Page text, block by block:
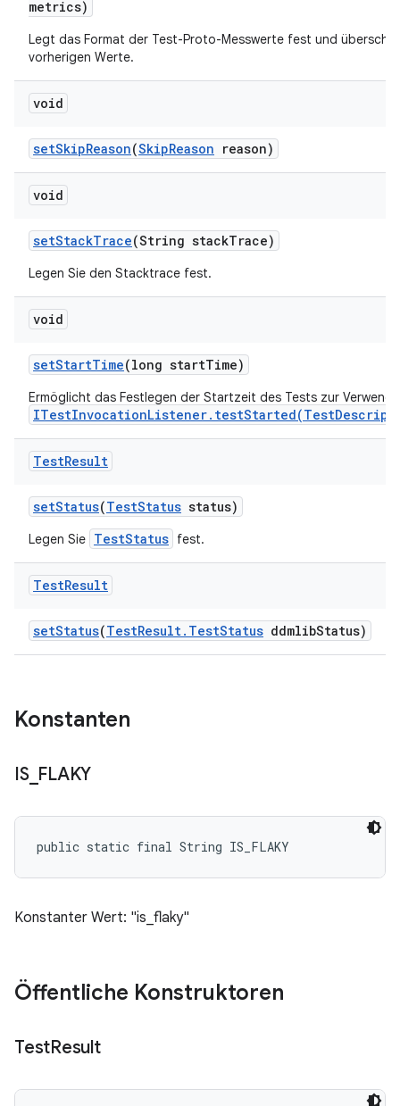
metrics)
Legt das Format der Test-Proto-Messwerte fest und
vorherigen Werte.
void
setSkipReason(SkipReason reason)
void
setStackTrace(String stackTrace)
Legen Sie den Stacktrace fest.
void
setStartTime(long startTime)
Ermöglicht das Festlegen der Startzeit des Tests zur
TestResult
setStatus(TestStatus status)
Legen Sie TestStatus fest.
TestResult
setStatus(TestResult. TestStatus ddmlibStatus)
Konstanten
IS_ FLAKY
public static final String IS_FLAKY
Konstanter Wert: "is_flaky"
Öffentliche Konstruktoren
TestResult